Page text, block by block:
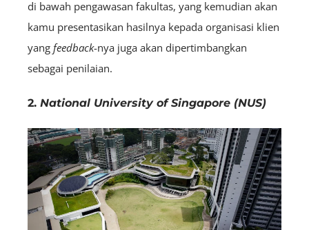
di bawah pengawasan fakultas, yang kemudian akan
kamu presentasikan hasilnya kepada organisasi klien
yang feedback-nya juga akan dipertimbangkan
sebagai penilaian.
2. National University of Singapore (NUS)